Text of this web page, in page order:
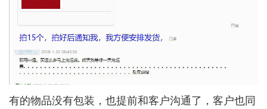
有的物品没有包装，也提前和客户沟通了，客户也同